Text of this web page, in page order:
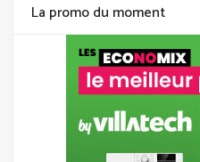
La promo du moment